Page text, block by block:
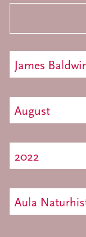
James
August
2022
Aula